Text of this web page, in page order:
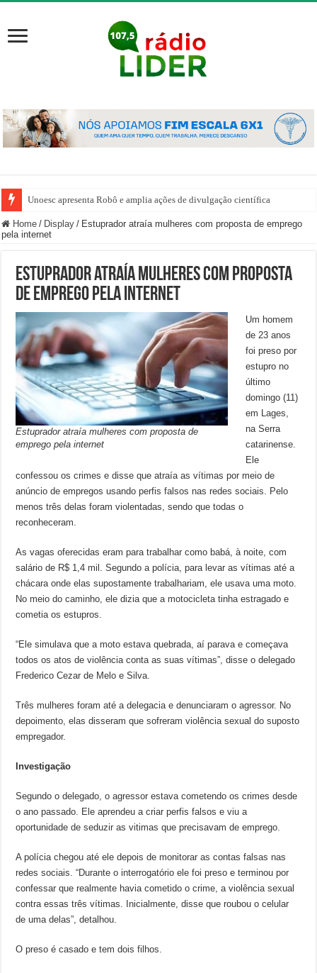
Unoesc apresenta Robô e amplia ações de divulgação científica
Home / Display / Estuprador atraía mulheres com proposta de emprego
pela internet
Estuprador atraía mulheres com proposta
de emprego pela internet
Estuprador atraía mulheres com proposta de
emprego pela internet
Um homem
de 23 anos
foi preso por
estupro no
último
domingo (11)
em Lages,
na Serra
catarinense.
Ele
confessou os crimes e disse que atraía as vítimas por meio de
anúncio de empregos usando perfis falsos nas redes sociais. Pelo
menos três delas foram violentadas, sendo que todas o
reconheceram.
As vagas oferecidas eram para trabalhar como babá, à noite, com
salário de R$ 1,4 mil. Segundo a polícia, para levar as vítimas até a
chácara onde elas supostamente trabalhariam, ele usava uma moto.
No meio do caminho, ele dizia que a motocicleta tinha estragado e
cometia os estupros.
“Ele simulava que a moto estava quebrada, aí parava e começava
todos os atos de violência conta as suas vítimas”, disse o delegado
Frederico Cezar de Melo e Silva.
Três mulheres foram até a delegacia e denunciaram o agressor. No
depoimento, elas disseram que sofreram violência sexual do suposto
empregador.
Investigação
Segundo o delegado, o agressor estava cometendo os crimes desde
o ano passado. Ele aprendeu a criar perfis falsos e viu a
oportunidade de seduzir as vitimas que precisavam de emprego.
A polícia chegou até ele depois de monitorar as contas falsas nas
redes sociais. “Durante o interrogatório ele foi preso e terminou por
confessar que realmente havia cometido o crime, a violência sexual
contra essas três vítimas. Inicialmente, disse que roubou o celular
de uma delas”, detalhou.
O preso é casado e tem dois filhos.